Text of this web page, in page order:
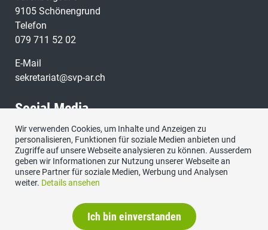
9105 Schönengrund
Telefon
079 711 52 02
E-Mail
sekretariat@svp-ar.ch
Social Media
Datenschutzerklärung|Impressum
Wir verwenden Cookies, um Inhalte und Anzeigen zu
personalisieren, Funktionen für soziale Medien anbieten und
Zugriffe auf unsere Webseite analysieren zu können. Ausserdem
geben wir Informationen zur Nutzung unserer Webseite an
unsere Partner für soziale Medien, Werbung und Analysen
weiter. Details ansehen
Ich bin einverstanden